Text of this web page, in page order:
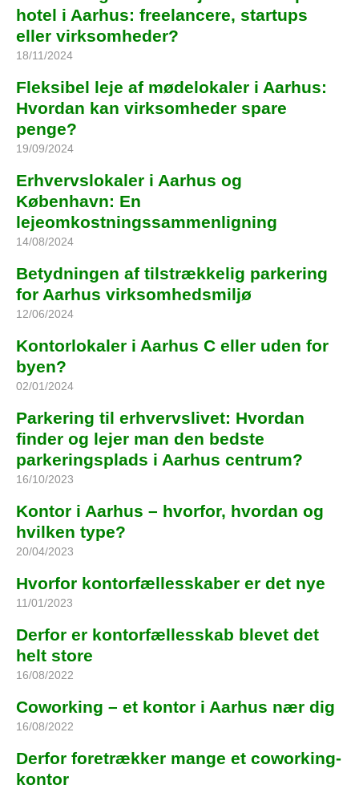
hotel i Aarhus: freelancere, startups
eller virksomheder?
18/11/2024
Fleksibel leje af mødelokaler i Aarhus:
Hvordan kan virksomheder spare
penge?
19/09/2024
Erhvervslokaler i Aarhus og
København: En
lejeomkostningssammenligning
14/08/2024
Betydningen af tilstrækkelig parkering
for Aarhus virksomhedsmiljø
12/06/2024
Kontorlokaler i Aarhus C eller uden for
byen?
02/01/2024
Parkering til erhvervslivet: Hvordan
finder og lejer man den bedste
parkeringsplads i Aarhus centrum?
16/10/2023
Kontor i Aarhus – hvorfor, hvordan og
hvilken type?
20/04/2023
Hvorfor kontorfællesskaber er det nye
11/01/2023
Derfor er kontorfællesskab blevet det
helt store
16/08/2022
Coworking – et kontor i Aarhus nær dig
16/08/2022
Derfor foretrækker mange et coworking-
kontor